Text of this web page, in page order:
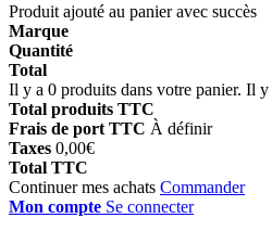
Produit ajouté au panier avec succès
Marque
Quantité
Total
Il y a 0 produits dans votre panier. Il y
Total produits TTC
Frais de port TTC À définir
Taxes 0,00€
Total TTC
Continuer mes achats Commander
Mon compte Se connecter